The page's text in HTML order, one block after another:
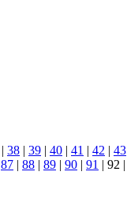
| 38 | 39 | 40 | 41 | 42 | 43
87 | 88 | 89 | 90 | 91 | 92 |